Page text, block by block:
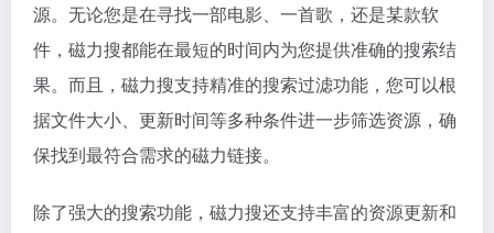
源。无论您是在寻找一部电影、一首歌，还是某款软
件，磁力搜都能在最短的时间内为您提供准确的搜索结
果。而且，磁力搜支持精准的搜索过滤功能，您可以根
据文件大小、更新时间等多种条件进一步筛选资源，确
保找到最符合需求的磁力链接。
除了强大的搜索功能，磁力搜还支持丰富的资源更新和